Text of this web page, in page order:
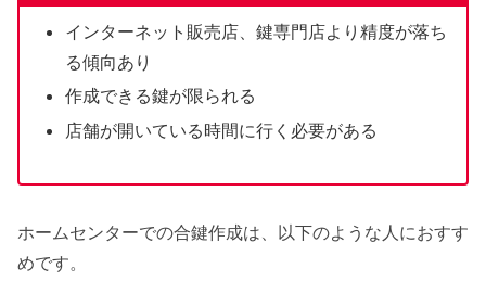
インターネット販売店、鍵専門店より精度が落ち
る傾向あり
作成できる鍵が限られる
店舗が開いている時間に行く必要がある
ホームセンターでの合鍵作成は、以下のような人におすす
めです。